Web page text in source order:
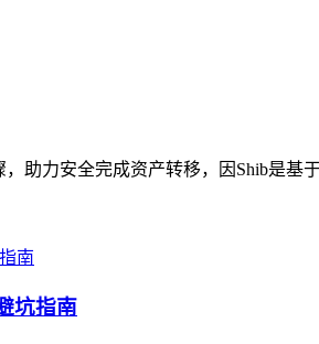
助力安全完成资产转移，因Shib是基
坑指南